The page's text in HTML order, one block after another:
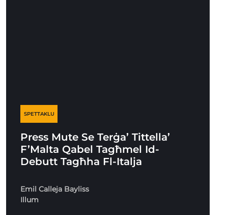
SPETTAKLU
Press Mute Se Terġa’ Tittella’
F’Malta Qabel Tagħmel Id-
Debutt Tagħha Fl-Italja
Emil Calleja Bayliss
Illum